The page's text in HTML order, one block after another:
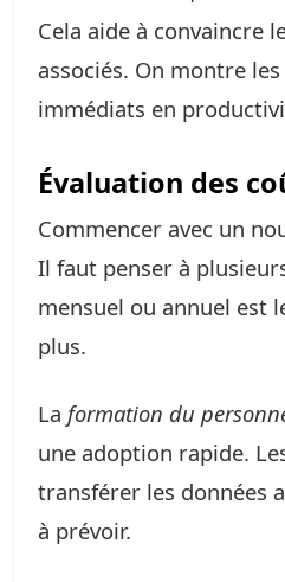
Cela aide à convaincre
associés. On montre
immédiats en
Évaluation des
Commencer avec un
Il faut penser à
mensuel ou annuel est
plus.
La formation du
une adoption rapide.
transférer les données
à prévoir.